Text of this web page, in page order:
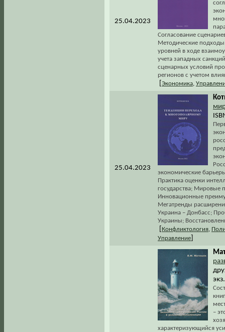
25.04.2023
Согласование
Методические подходы
уровней в ходе
учета западных
сценарных условий
регионов с учетом
Экономика
25.04.2023
экономические
Практика оценки
государства; Мировые
Инновационные
Мегатренды
Украина – Донбасс;
Украины;
Конфликтология
Управление
–
характеризующийся